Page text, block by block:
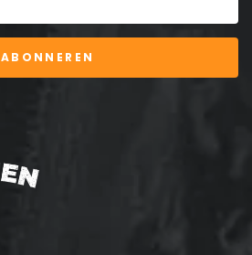
ABONNEREN